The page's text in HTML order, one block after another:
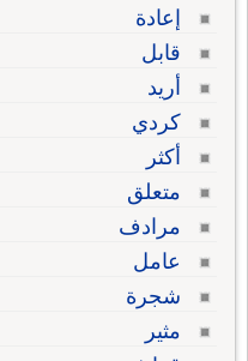
إعادة
قابل
أريد
كردي
أكثر
متعلق
مرادف
عامل
شجرة
مثير